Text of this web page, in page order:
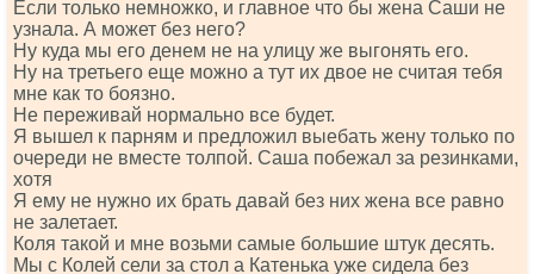
Если только немножко, и главное что бы жена Саши не
узнала. А может без него?
Ну куда мы его денем не на улицу же выгонять его.
Ну на третьего еще можно а тут их двое не считая тебя
мне как то боязно.
Не переживай нормально все будет.
Я вышел к парням и предложил выебать жену только по
очереди не вместе толпой. Саша побежал за резинками,
хотя
Я ему не нужно их брать давай без них жена все равно
не залетает.
Коля такой и мне возьми самые большие штук десять.
Мы с Колей сели за стол а Катенька уже сидела без